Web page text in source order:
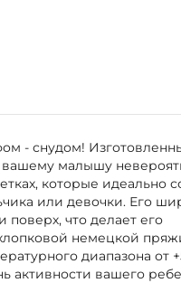
- снудом!
вашему малышу
которые идеально
или девочки. Его
поверх, что делает его
немецкой
диапазона от
активности вашего